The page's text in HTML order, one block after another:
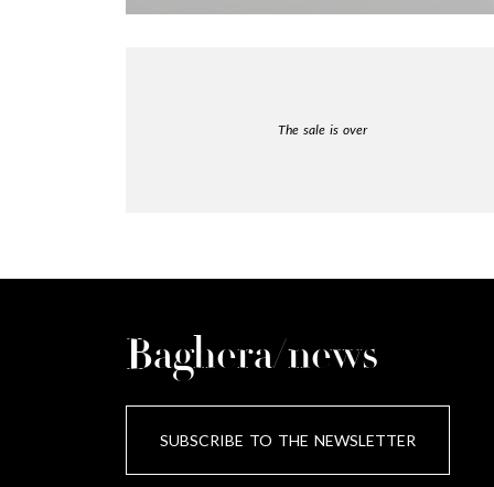
The sale is over
Baghera/news
SUBSCRIBE TO THE NEWSLETTER